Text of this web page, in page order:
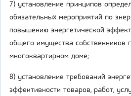
7) установление принципов
обязательных мероприятий по
повышению энергетической
общего имущества собственников
многоквартирном доме;
8) установление требований
эффективности товаров, работ,